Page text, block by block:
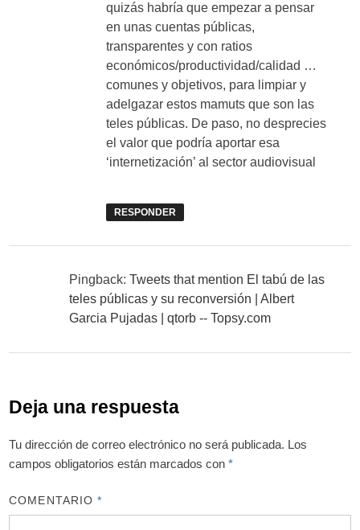
quizás habría que empezar a pensar
en unas cuentas públicas,
transparentes y con ratios
económicos/productividad/calidad …
comunes y objetivos, para limpiar y
adelgazar estos mamuts que son las
teles públicas. De paso, no desprecies
el valor que podría aportar esa
‘internetización’ al sector audiovisual
RESPONDER
Pingback:Tweets that mention El tabú de las
teles públicas y su reconversión | Albert
Garcia Pujadas | qtorb -- Topsy.com
Deja una respuesta
Tu dirección de correo electrónico no será publicada. Los
campos obligatorios están marcados con*
COMENTARIO*